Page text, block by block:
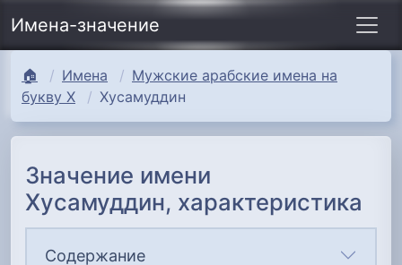
Имена-значение
🏠 Имена
Мужские арабские имена на
букву Х
Хусамуддин
Значение имени
Хусамуддин, характеристика
Содержание